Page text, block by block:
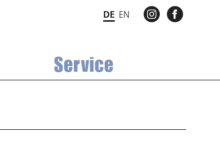
DE EN INSTAGRAM
Service